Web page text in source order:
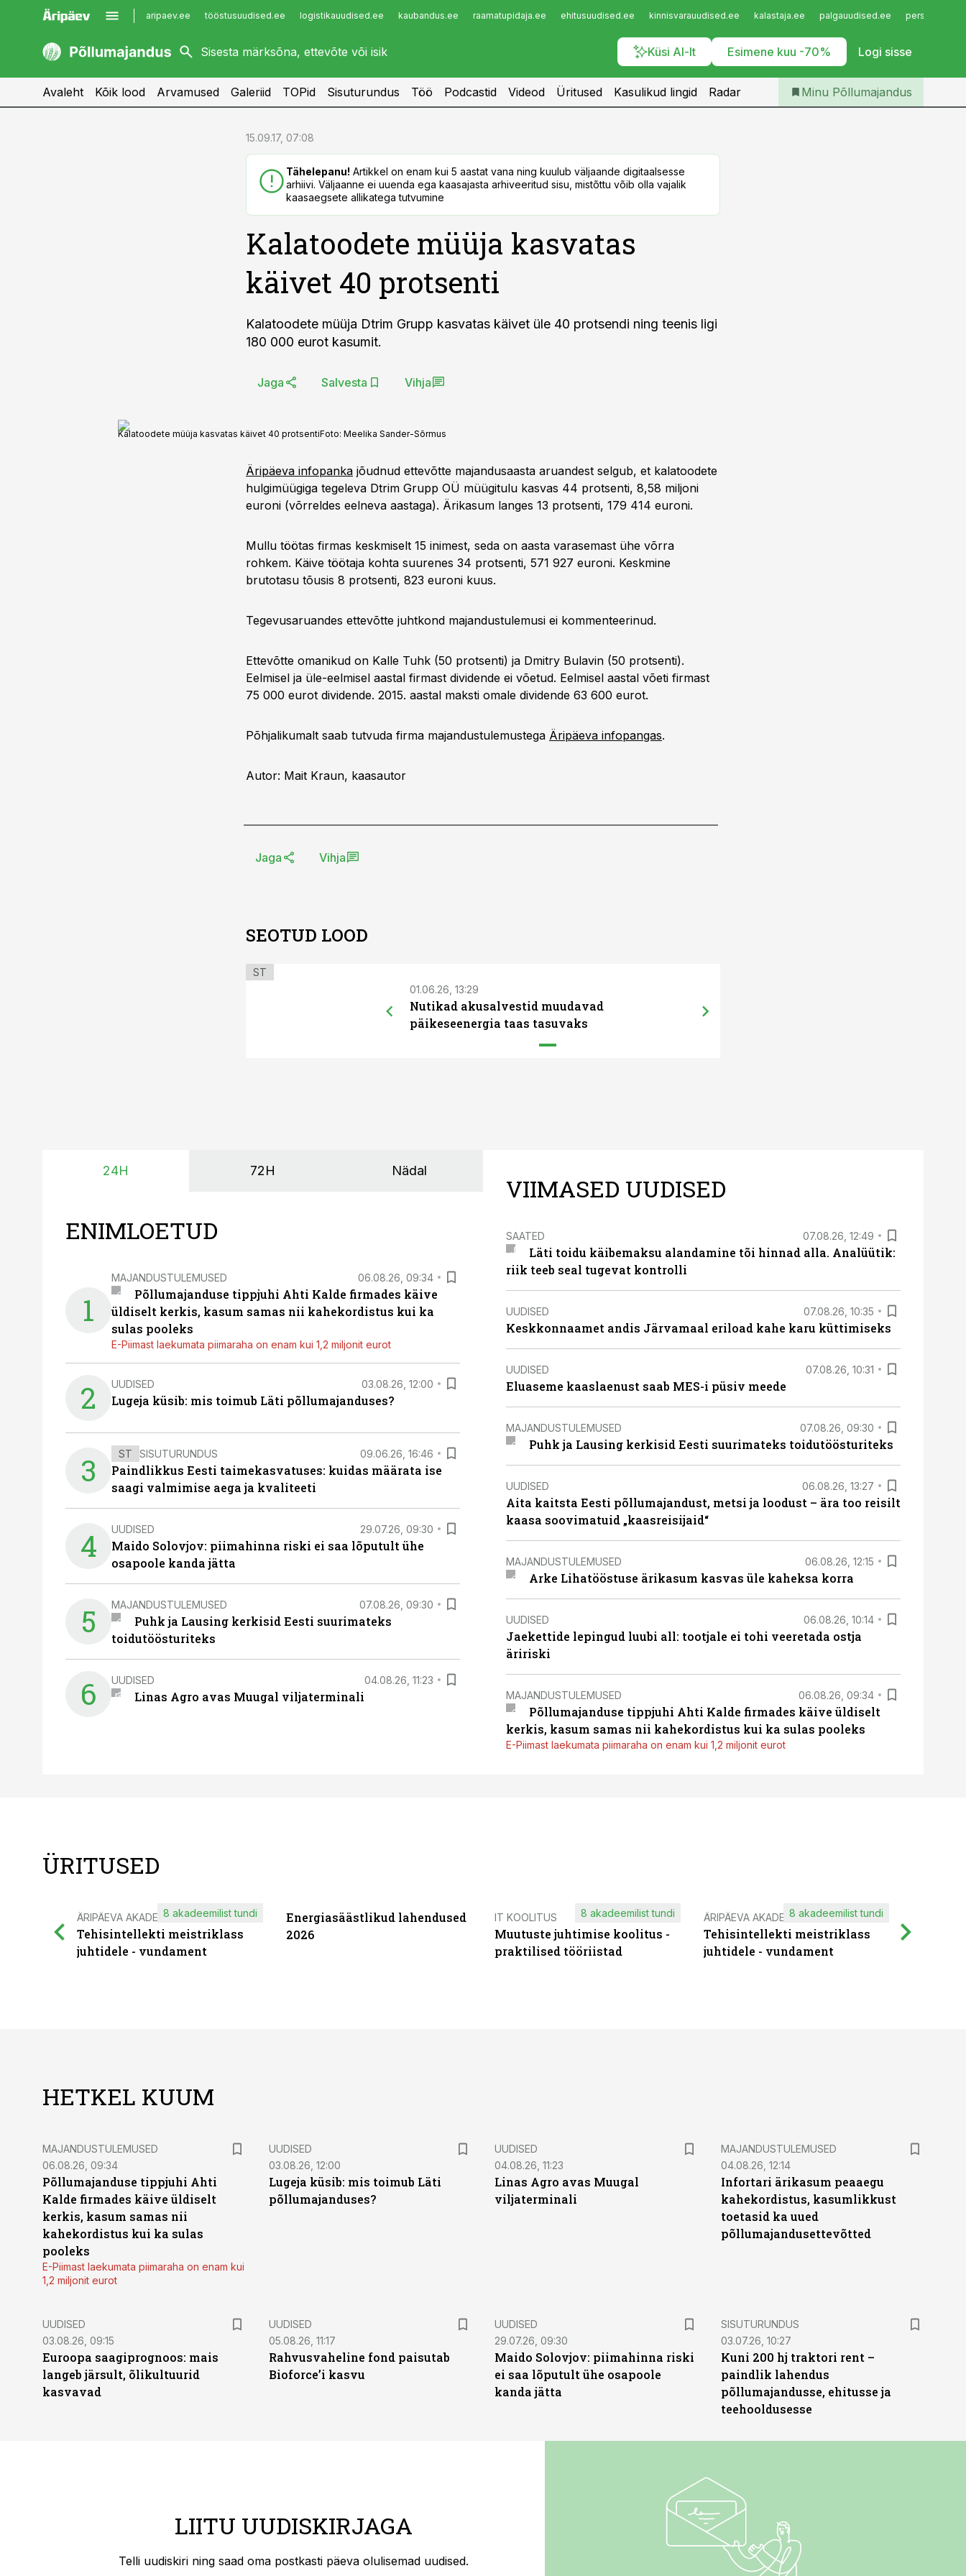
aripaev.ee tööstusuudised.ee logistikauudised.ee kaubandus.ee raamatupidaja.ee ehitusuudised.ee kinnisvarauudised.ee kalastaja.ee palgauudised.ee
Küsi AI-lt Esimene kuu -70% Logi sisse
kaubandus.ee
kinnisvarauudised.ee
imelineajalugu.ee
Infopank
Iseteenindus
Telli Põllumajandus
Avaleht Kõik lood Arvamused Galeriid TOPid Sisuturundus Töö Podcastid Videod Üritused Kasulikud lingid Radar Minu Põllumajandus
15.09.17, 07:08
Tähelepanu! Artikkel on enam kui 5 aastat vana ning kuulub väljaande digitaalsesse
arhiivi. Väljaanne ei uuenda ega kaasajasta arhiveeritud sisu, mistõttu võib olla vajalik
kaasaegsete allikatega tutvumine
Kalatoodete müüja kasvatas
käivet 40 protsenti
Kalatoodete müüja Dtrim Grupp kasvatas käivet üle 40 protsendi ning teenis ligi
180 000 eurot kasumit.
Jaga Salvesta Vihja
Kalatoodete müüja kasvatas käivet 40 protsentiFoto: Meelika Sander-Sõrmus
Äripäeva infopanka jõudnud ettevõtte majandusaasta aruandest selgub, et kalatoodete
hulgimüügiga tegeleva Dtrim Grupp OÜ müügitulu kasvas 44 protsenti, 8,58 miljoni
euroni (võrreldes eelneva aastaga). Ärikasum langes 13 protsenti, 179 414 euroni.
Mullu töötas firmas keskmiselt 15 inimest, seda on aasta varasemast ühe võrra
rohkem. Käive töötaja kohta suurenes 34 protsenti, 571 927 euroni. Keskmine
brutotasu tõusis 8 protsenti, 823 euroni kuus.
Tegevusaruandes ettevõtte juhtkond majandustulemusi ei kommenteerinud.
Ettevõtte omanikud on Kalle Tuhk (50 protsenti) ja Dmitry Bulavin (50 protsenti).
Eelmisel ja üle-eelmisel aastal firmast dividende ei võetud. Eelmisel aastal võeti firmast
75 000 eurot dividende. 2015. aastal maksti omale dividende 63 600 eurot.
Põhjalikumalt saab tutvuda firma majandustulemustega Äripäeva infopangas.
Autor: Mait Kraun, kaasautor
Jaga Vihja
SEOTUD LOOD
ST
01.06.26, 13:29
Nutikad akusalvestid muudavad
päikeseenergia taas tasuvaks
24H 72H Nädal
ENIMLOETUD
1
MAJANDUSTULEMUSED 06.08.26, 09:34
Põllumajanduse tippjuhi Ahti Kalde firmades käive
üldiselt kerkis, kasum samas nii kahekordistus kui ka
sulas pooleks
E-Piimast laekumata piimaraha on enam kui 1,2 miljonit eurot
2 UUDISED 03.08.26, 12:00
Lugeja küsib: mis toimub Läti põllumajanduses?
3 ST SISUTURUNDUS 09.06.26, 16:46
Paindlikkus Eesti taimekasvatuses: kuidas määrata ise
saagi valmimise aega ja kvaliteeti
4 UUDISED 29.07.26, 09:30
Maido Solovjov: piimahinna riski ei saa lõputult ühe
osapoole kanda jätta
5 MAJANDUSTULEMUSED 07.08.26, 09:30
Puhk ja Lausing kerkisid Eesti suurimateks
toidutöösturiteks
6 UUDISED 04.08.26, 11:23
Linas Agro avas Muugal viljaterminali
VIIMASED UUDISED
SAATED 07.08.26, 12:49
Läti toidu käibemaksu alandamine tõi hinnad alla. Analüütik:
riik teeb seal tugevat kontrolli
UUDISED 07.08.26, 10:35
Keskkonnaamet andis Järvamaal eriload kahe karu küttimiseks
UUDISED 07.08.26, 10:31
Eluaseme kaaslaenust saab MES-i püsiv meede
MAJANDUSTULEMUSED 07.08.26, 09:30
Puhk ja Lausing kerkisid Eesti suurimateks toidutöösturiteks
UUDISED 06.08.26, 13:27
Aita kaitsta Eesti põllumajandust, metsi ja loodust – ära too reisilt
kaasa soovimatuid „kaasreisijaid“
MAJANDUSTULEMUSED 06.08.26, 12:15
Arke Lihatööstuse ärikasum kasvas üle kaheksa korra
UUDISED 06.08.26, 10:14
Jaekettide lepingud luubi all: tootjale ei tohi veeretada ostja
äririski
MAJANDUSTULEMUSED 06.08.26, 09:34
Põllumajanduse tippjuhi Ahti Kalde firmades käive üldiselt
kerkis, kasum samas nii kahekordistus kui ka sulas pooleks
E-Piimast laekumata piimaraha on enam kui 1,2 miljonit eurot
ÜRITUSED
ÄRIPÄEVA AKADEEMIA
Tehisintellekti meistriklass
juhtidele - vundament
8 akadeemilist tundi
Energiasäästlikud lahendused
2026
IT KOOLITUS
Muutuste juhtimise koolitus -
praktilised tööriistad
8 akadeemilist tundi ÄRIPÄEVA AKADEEMIA
Tehisintellekti meistriklass
juhtidele - vundament
8 akadeemilist tundi
HETKEL KUUM
MAJANDUSTULEMUSED
06.08.26, 09:34
Põllumajanduse tippjuhi Ahti
Kalde firmades käive üldiselt
kerkis, kasum samas nii
kahekordistus kui ka sulas
pooleks
E-Piimast laekumata piimaraha on enam kui
1,2 miljonit eurot
UUDISED
03.08.26, 12:00
Lugeja küsib: mis toimub Läti
põllumajanduses?
UUDISED
04.08.26, 11:23
Linas Agro avas Muugal
viljaterminali
MAJANDUSTULEMUSED
04.08.26, 12:14
Infortari ärikasum peaaegu
kahekordistus, kasumlikkust
toetasid ka uued
põllumajandusettevõtted
UUDISED
03.08.26, 09:15
Euroopa saagiprognoos: mais
langeb järsult, õlikultuurid
kasvavad
UUDISED
05.08.26, 11:17
Rahvusvaheline fond paisutab
Bioforce’i kasvu
UUDISED
29.07.26, 09:30
Maido Solovjov: piimahinna riski
ei saa lõputult ühe osapoole
kanda jätta
ST
SISUTURUNDUS
03.07.26, 10:27
Kuni 200 hj traktori rent –
paindlik lahendus
põllumajandusse, ehitusse ja
teehooldusesse
LIITU UUDISKIRJAGA
Telli uudiskiri ning saad oma postkasti päeva olulisemad uudised.